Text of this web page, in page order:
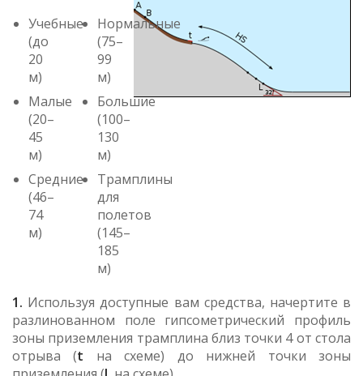
Учебные
(до
20
м)
Малые
(20–
45
м)
Средние
(46–
74
м)
Нормальные
(75–
99
м)
Большие
(100–
130
м)
Трамплины
для
полетов
(145–
185
м)
1. Используя доступные вам средства, начертите в
разлинованном поле гипсометрический профиль
зоны приземления трамплина близ точки 4 от стола
отрыва (t
на схеме) до нижней точки зоны